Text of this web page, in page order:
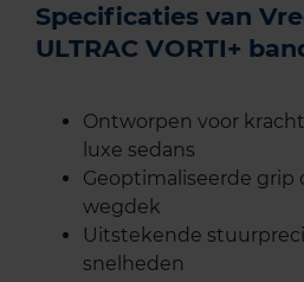
Specificaties van
ULTRAC VORTI+
Ontworpen voor
luxe sedans
Geoptimaliseerde grip
wegdek
Uitstekende
snelheden